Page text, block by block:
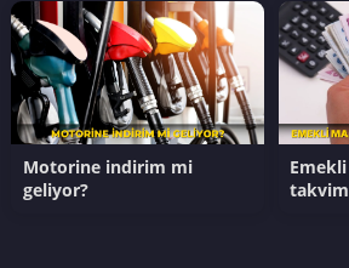
Motorine indirim mi
geliyor?